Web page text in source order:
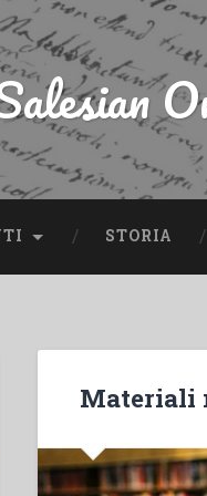
STORIA
Materiali